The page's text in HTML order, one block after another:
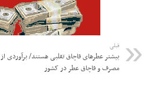
قبلی
بیشتر عطرهای قاچاق تقلبی هستند/ برآوردی از
مصرف و قاچاق عطر در کشور